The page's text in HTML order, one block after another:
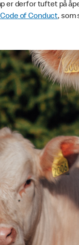
er derfor tuftet på
of Conduct, som